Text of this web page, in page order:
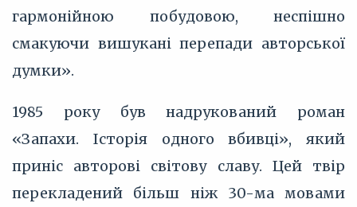
гармонійною побудовою, неспішно
смакуючи вишукані перепади авторської
думки».
1985 року був надрукований роман
«Запахи. Історія одного вбивці», який
приніс авторові світову славу. Цей твір
перекладений більш ніж 30-ма мовами